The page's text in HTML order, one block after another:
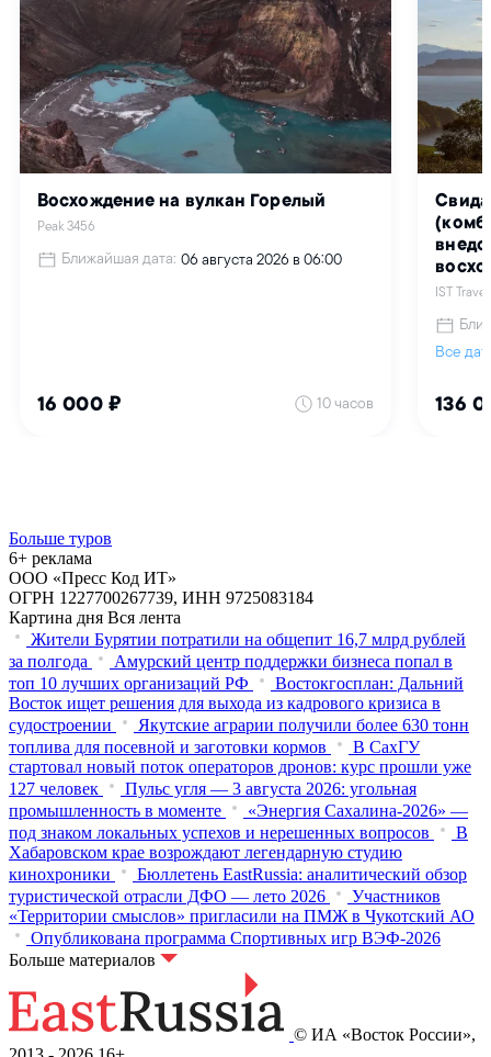
Больше туров
6+ реклама
ООО «Пресс Код ИТ»
ОГРН 1227700267739, ИНН 9725083184
Картина дня Вся лента
Жители Бурятии потратили на общепит 16,7 млрд рублей
за полгода
Амурский центр поддержки бизнеса попал в
топ 10 лучших организаций РФ
Востокгосплан: Дальний
Восток ищет решения для выхода из кадрового кризиса в
судостроении
Якутские аграрии получили более 630 тонн
топлива для посевной и заготовки кормов
В СахГУ
стартовал новый поток операторов дронов: курс прошли уже
127 человек
Пульс угля — 3 августа 2026: угольная
промышленность в моменте
«Энергия Сахалина-2026» —
под знаком локальных успехов и нерешенных вопросов
В
Хабаровском крае возрождают легендарную студию
кинохроники
Бюллетень EastRussia: аналитический обзор
туристической отрасли ДФО — лето 2026
Участников
«Территории смыслов» пригласили на ПМЖ в Чукотский АО
Опубликована программа Спортивных игр ВЭФ-2026
Больше материалов
© ИА «Восток России»,